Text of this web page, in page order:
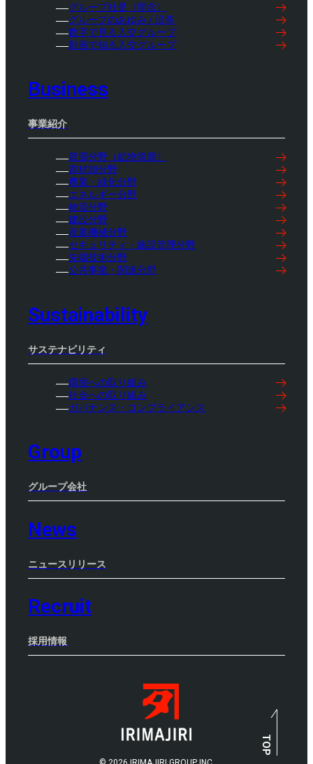
グループ社是（理念）
グループのあゆみ / 沿革
数字で見る入交グループ
動画で知る入交グループ
Business
事業紹介
資源分野（鉱物資源）
資材卸分野
農業・緑化分野
エネルギー分野
物流分野
建設分野
産業機械分野
セキュリティ・施設管理分野
先端技術分野
公共事業・関連分野
Sustainability
サステナビリティ
環境への取り組み
社会への取り組み
ガバナンス・コンプライアンス
Group
グループ会社
News
ニュースリリース
Recruit
採用情報
TOP